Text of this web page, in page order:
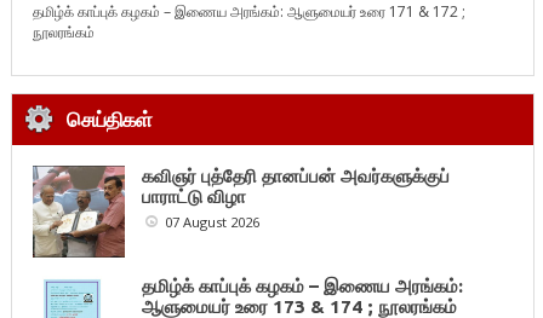
தமிழ்க் காப்புக் கழகம் – இணைய அரங்கம்: ஆளுமையர் உரை 171 & 172 ;
நூலரங்கம்
செய்திகள்
கவிஞர் புத்தேரி தானப்பன் அவர்களுக்குப்
பாராட்டு விழா
07 August 2026
தமிழ்க் காப்புக் கழகம் – இணைய அரங்கம்:
ஆளுமையர் உரை 173 & 174 ; நூலரங்கம்